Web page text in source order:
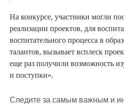
На конкурсе, участники могли
реализации проектов, для
воспитательного процесса в
талантов, вызывает всплеск
еще раз получили возможность
и поступки».
Следите за самым важным и